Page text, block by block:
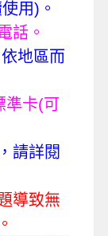
用) 。
話。
依地區而
準卡(可
，請詳閱
導致無